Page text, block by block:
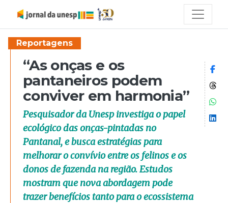
Reportagens
“As onças e os
pantaneiros podem
conviver em harmonia”
Pesquisador da Unesp investiga o papel
ecológico das onças-pintadas no
Pantanal, e busca estratégias para
melhorar o convívio entre os felinos e os
donos de fazenda na região. Estudos
mostram que nova abordagem pode
trazer benefícios tanto para o ecossistema